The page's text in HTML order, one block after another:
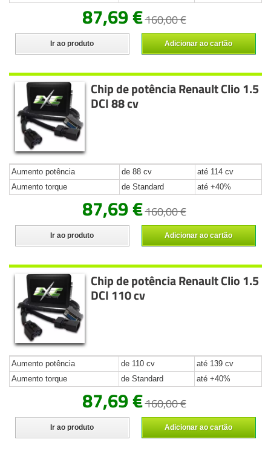
87,69 €160,00 €
Ir ao produto Adicionar ao cartão
Chip de potência Renault Clio 1.5
DCI 88 cv
Aumento potência de 88 cv
até 114 cv
Aumento torque
de Standard até +40%
87,69 €160,00 €
Ir ao produto Adicionar ao cartão
Chip de potência Renault Clio 1.5
DCI 110 cv
Aumento potência de 110 cv
até 139 cv
Aumento torque
de Standard até +40%
87,69 €160,00 €
Ir ao produto Adicionar ao cartão